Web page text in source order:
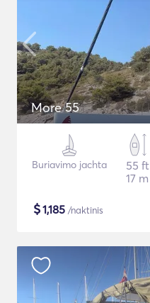
More 55
Buriavimo jachta
55 ft
17 m
$1,185 /naktinis